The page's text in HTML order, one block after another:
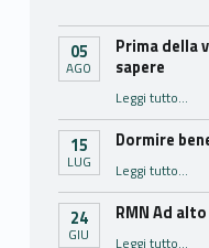
05
AGO
Prima della
sapere
Leggi tutto…
15
LUG
Dormire
Leggi tutto…
24
GIU
RMN Ad
Leggi tutto…